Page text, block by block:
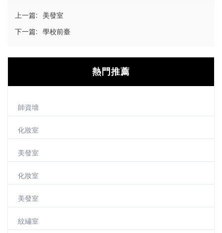
上一篇: 美發室
下一篇: 學校前臺
熱門推薦
師資墻
化妝室
美發室
化妝室
美發室
紋繡室